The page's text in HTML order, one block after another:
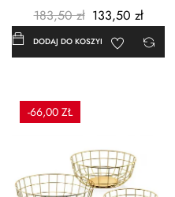
183,50 zł 133,50 zł
DODAJ DO KOSZYKA
-66,00 ZŁ